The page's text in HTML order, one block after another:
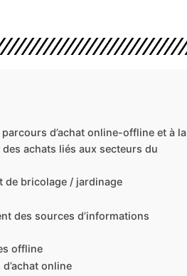
d’achat online-offline et à la
achats liés aux secteurs du
de bricolage / jardinage
des sources d’informations
offline
online